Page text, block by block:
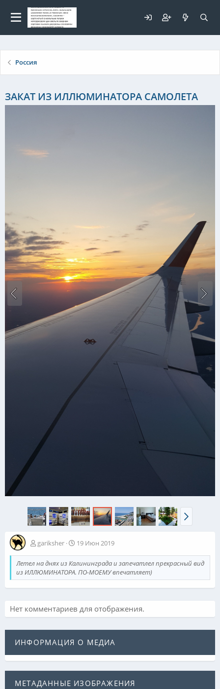
Россия
ЗАКАТ ИЗ ИЛЛЮМИНАТОРА САМОЛЕТА
gariksher 19 Июн 2019
Летел на днях из Калининграда и запечатлел прекрасный вид
из ИЛЛЮМИНАТОРА. ПО-МОЕМУ впечатляет)
Нет комментариев для отображения.
ИНФОРМАЦИЯ О МЕДИА
МЕТАДАННЫЕ ИЗОБРАЖЕНИЯ
Для любых предложений по
сайту: elaizik@cp9.ru